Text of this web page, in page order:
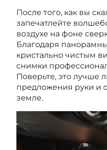
После того, как вы
запечатлейте
воздухе на фоне
Благодаря
кристально чистым
снимки
Поверьте, это лучше
предложения руки и
земле.